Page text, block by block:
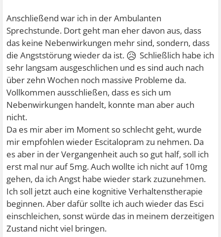
Anschließend war ich in der Ambulanten
Sprechstunde. Dort geht man eher davon aus, dass
das keine Nebenwirkungen mehr sind, sondern, dass
die Angststörung wieder da ist. 😥 Schließlich habe ich
sehr langsam ausgeschlichen und es sind auch nach
über zehn Wochen noch massive Probleme da.
Vollkommen ausschließen, dass es sich um
Nebenwirkungen handelt, konnte man aber auch
nicht.
Da es mir aber im Moment so schlecht geht, wurde
mir empfohlen wieder Escitalopram zu nehmen. Da
es aber in der Vergangenheit auch so gut half, soll ich
erst mal nur auf 5mg. Auch wollte ich nicht auf 10mg
gehen, da ich Angst habe wieder stark zuzunehmen.
Ich soll jetzt auch eine kognitive Verhaltenstherapie
beginnen. Aber dafür sollte ich auch wieder das Esci
einschleichen, sonst würde das in meinem derzeitigen
Zustand nicht viel bringen.